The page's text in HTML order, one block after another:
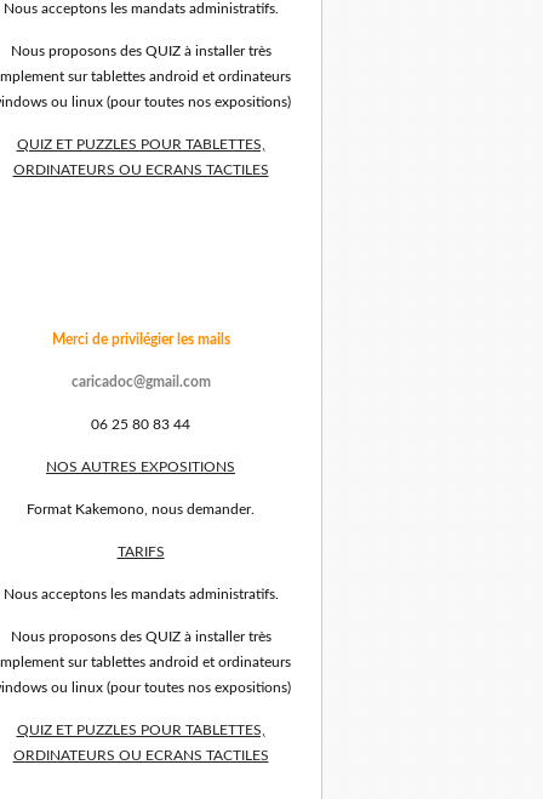
Nous acceptons les mandats administratifs.
Nous proposons des QUIZ à installer très
sur tablettes android et ordinateurs
ou linux (pour toutes nos expositions)
QUIZ ET PUZZLES POUR TABLETTES,
ORDINATEURS OU ECRANS TACTILES
Merci de privilégier les mails
caricadoc@gmail.com
06 25 80 83 44
NOS AUTRES EXPOSITIONS
Format Kakemono, nous demander.
TARIFS
Nous acceptons les mandats administratifs.
Nous proposons des QUIZ à installer très
sur tablettes android et ordinateurs
ou linux (pour toutes nos expositions)
QUIZ ET PUZZLES POUR TABLETTES,
ORDINATEURS OU ECRANS TACTILES